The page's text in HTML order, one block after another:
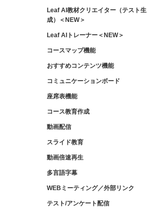
Leaf AI教材クリエイター（テスト生
成）＜NEW＞
Leaf AIトレーナー＜NEW＞
コースマップ機能
おすすめコンテンツ機能
コミュニケーションボード
座席表機能
コース教育作成
動画配信
スライド教育
動画倍速再生
多言語字幕
WEBミーティング／外部リンク
テスト/アンケート配信